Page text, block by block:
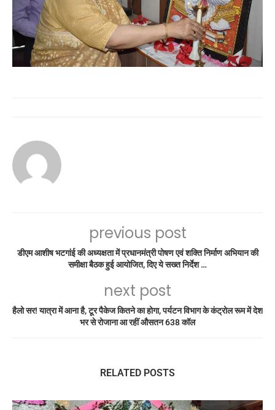
previous post
डीएम आशीष भटगांई की अध्यक्षता में प्रधानमंत्री पोषण एवं शक्ति निर्माण अभियान की
समीक्षा बैठक हुई आयोजित, दिए ये सख्त निर्देश …
next post
हैलो सर! यात्रा में आना है, टूर पैकेज कितने का होगा, पर्यटन विभाग के कंट्रोल रूम में देश
भर से रोजाना आ रहीं औसतन 638 कॉल
RELATED POSTS